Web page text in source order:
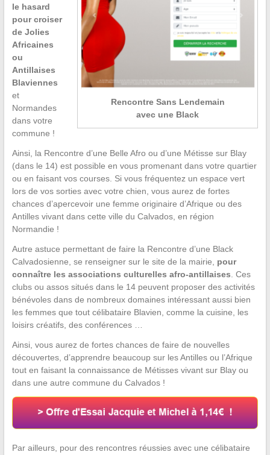
Rencontre Sans Lendemain
avec une Black
le hasard
pour croiser
de Jolies
Africaines
ou
Antillaises
Blaviennes
et
Normandes
dans votre
commune !
Ainsi, la Rencontre d’une Belle Afro ou d’une Métisse sur Blay
(dans le 14) est possible en vous promenant dans votre quartier
ou en faisant vos courses. Si vous fréquentez un espace vert
lors de vos sorties avec votre chien, vous aurez de fortes
chances d’apercevoir une femme originaire d’Afrique ou des
Antilles vivant dans cette ville du Calvados, en région
Normandie !
Autre astuce permettant de faire la Rencontre d’une Black
Calvadosienne, se renseigner sur le site de la mairie, pour
connaître les associations culturelles afro-antillaises . Ces
clubs ou assos situés dans le 14 peuvent proposer des activités
bénévoles dans de nombreux domaines intéressant aussi bien
les femmes que tout célibataire Blavien, comme la cuisine, les
loisirs créatifs, des conférences …
Ainsi, vous aurez de fortes chances de faire de nouvelles
découvertes, d’apprendre beaucoup sur les Antilles ou l’Afrique
tout en faisant la connaissance de Métisses vivant sur Blay ou
dans une autre commune du Calvados !
Par ailleurs, pour des rencontres réussies avec une célibataire